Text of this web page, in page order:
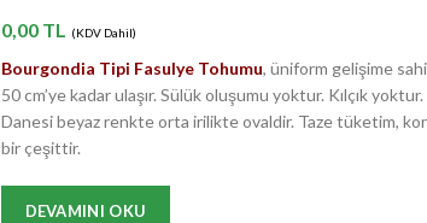
0,00TL (KDV Dahil)
Bourgondia Tipi Fasulye Tohumu, üniform gelişime
50 cm’ye kadar ulaşır. Sülük oluşumu yoktur. Kılçık yoktur.
Danesi beyaz renkte orta irilikte ovaldir. Taze tüketim,
bir çeşittir.
DEVAMINI OKU